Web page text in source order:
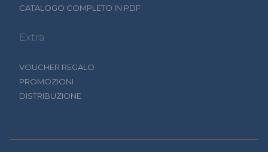
CATALOGO COMPLETO IN PDF
Extra
VOUCHER REGALO
PROMOZIONI
DISTRIBUZIONE